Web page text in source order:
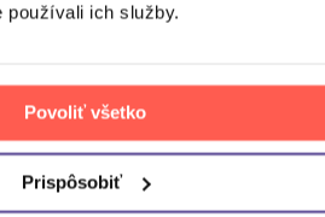
ich služby.
Povoliť všetko
Prispôsobiť
CD
13,10 €